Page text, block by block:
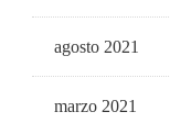
agosto 2021
marzo 2021